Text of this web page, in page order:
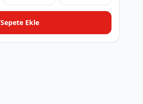
Sepete Ekle